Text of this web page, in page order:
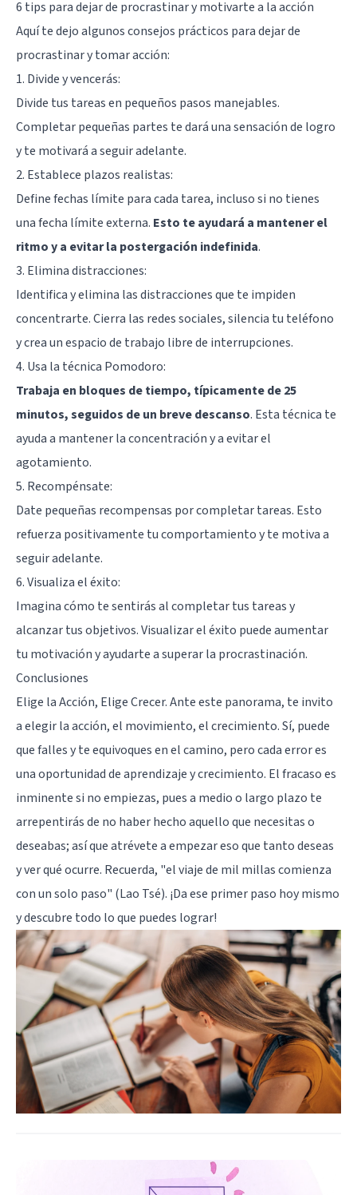
6 tips para dejar de procrastinar y motivarte a la acción
Aquí te dejo algunos consejos prácticos para dejar de
procrastinar y tomar acción:
1. Divide y vencerás:
Divide tus tareas en pequeños pasos manejables.
Completar pequeñas partes te dará una sensación de logro
y te motivará a seguir adelante.
2. Establece plazos realistas:
Define fechas límite para cada tarea, incluso si no tienes
una fecha límite externa. Esto te ayudará a mantener el
ritmo y a evitar la postergación indefinida.
3. Elimina distracciones:
Identifica y elimina las distracciones que te impiden
concentrarte. Cierra las redes sociales, silencia tu teléfono
y crea un espacio de trabajo libre de interrupciones.
4. Usa la técnica Pomodoro:
Trabaja en bloques de tiempo, típicamente de 25
minutos, seguidos de un breve descanso. Esta técnica te
ayuda a mantener la concentración y a evitar el
agotamiento.
5. Recompénsate:
Date pequeñas recompensas por completar tareas. Esto
refuerza positivamente tu comportamiento y te motiva a
seguir adelante.
6. Visualiza el éxito:
Imagina cómo te sentirás al completar tus tareas y
alcanzar tus objetivos. Visualizar el éxito puede aumentar
tu motivación y ayudarte a superar la procrastinación.
Conclusiones
Elige la Acción, Elige Crecer. Ante este panorama, te invito
a elegir la acción, el movimiento, el crecimiento. Sí, puede
que falles y te equivoques en el camino, pero cada error es
una oportunidad de aprendizaje y crecimiento. El fracaso es
inminente si no empiezas, pues a medio o largo plazo te
arrepentirás de no haber hecho aquello que necesitas o
deseabas; así que atrévete a empezar eso que tanto deseas
y ver qué ocurre. Recuerda, "el viaje de mil millas comienza
con un solo paso" (Lao Tsé). ¡Da ese primer paso hoy mismo
y descubre todo lo que puedes lograr!